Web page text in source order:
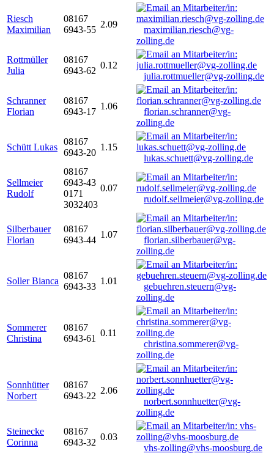
Riesch
Maximilian
08167
6943-55
2.09
maximilian.riesch@vg-
zolling.de
Rottmüller
Julia
08167
6943-62
0.12
julia.rottmueller@vg-zolling.de
Schranner
Florian
08167
6943-17
1.06
florian.schranner@vg-
zolling.de
Schütt Lukas
08167
6943-20
1.15
lukas.schuett@vg-zolling.de
Sellmeier
Rudolf
08167
6943-43
0171
3032403
0.07
rudolf.sellmeier@vg-zolling.de
Silberbauer
Florian
08167
6943-44
1.07
florian.silberbauer@vg-
zolling.de
Soller Bianca
08167
6943-33
1.01
gebuehren.steuern@vg-
zolling.de
Sommerer
Christina
08167
6943-61
0.11
christina.sommerer@vg-
zolling.de
Sonnhütter
Norbert
08167
6943-22
2.06
norbert.sonnhuetter@vg-
zolling.de
Steinecke
Corinna
08167
6943-32
0.03
vhs-zolling@vhs-moosburg.de